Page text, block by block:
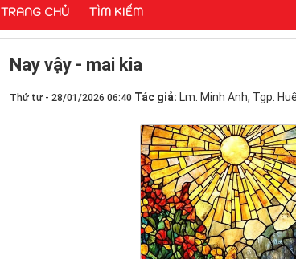
TRANG CHỦ TÌM KIẾM
Nay vậy - mai kia
Thứ tư - 28/01/2026 06:40 Tác giả: Lm. Minh Anh, Tgp. Huế